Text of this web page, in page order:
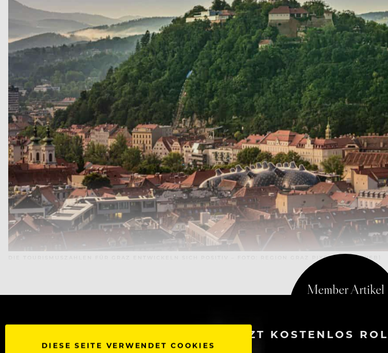
DIE TOURISMUSZAHLEN FÜR GRAZ ENTWICKELN SICH POSITIV – FOTO: REGION GRAZ PIXELMAKER (WEB)
WERDE JETZT KOSTENLOS
DIESE SEITE VERWENDET COOKIES